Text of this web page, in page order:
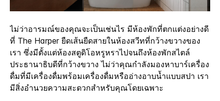
ไม่ว่าอารมณ์ของคุณจะเป็นเช่นไร มีห้องพักที่ตกแต่งอย่างดี
ที่ The Harper ยืดเส้นยืดสายในห้องสวีทที่กว้างขวางของ
เรา ซึ่งมีตั้งแต่ห้องสตูดิโอหรูหราไปจนถึงห้องพักสไตล์
ประธานาธิบดีที่กว้างขวาง ไม่ว่าคุณกำลังมองหาบาร์เครื่อง
ดื่มที่มีเครื่องดื่มพร้อมเครื่องดื่มหรืออ่างอาบน้ำแบบสปา เรา
มีสิ่งอำนวยความสะดวกสำหรับคุณโดยเฉพาะ